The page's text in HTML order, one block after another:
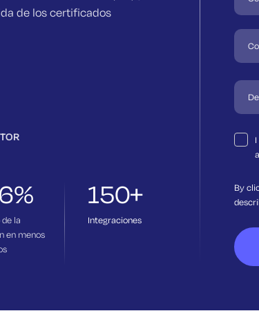
de los certificados
la
en menos
150+
Integraciones
By